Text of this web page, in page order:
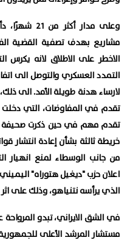
وعلى مدار
مشاريع بهدف تصفية القضية
الاخطر على الاطلاق لانه
التمدد العسكري والتوصل الى
لارساء هدنة طويلة الأمد. الى
تقدم في المفاوضات، التي
تقدم مهم في حين ذكرت صحيفة
خريطة ثالثة بشأن إعادة انتشار
من جانب الوسطاء لمنع انهيار
اعلان حزب "ديغيل هتوراه"
الذي يرأسه نتنياهو، وذلك على
في الشق الايراني، تبدو المرواحة
مستشار المرشد الأعلى للجمهورية